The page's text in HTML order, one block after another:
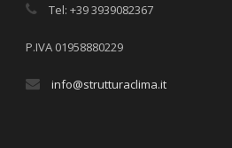
Tel: +39 3939082367
P.IVA 01958880229
info@strutturaclima.it